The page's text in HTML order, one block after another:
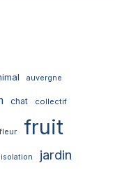
auvergne
chat collectif
fleur fruit
isolation jardin